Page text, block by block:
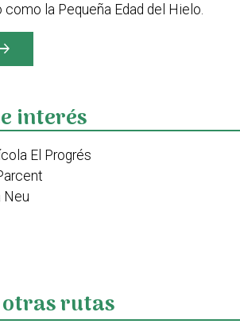
la Pequeña Edad del Hielo.
interés
El Progrés
Neu
otras rutas